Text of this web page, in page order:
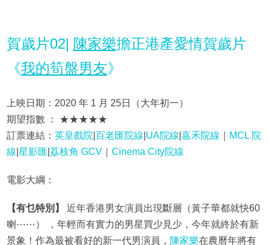
賀歲片02| 陳家樂擔正港產愛情賀歲片
《我的筍盤男友》
上映日期：2020 年 1 月 25日（大年初一）
期望指數 ： ★★★★★
訂票連結： 英皇戲院 百老匯院線 UA院線 嘉禾院線
MCL 院
線 星影匯 荔枝角 GCV｜ Cinema City院線
電影大綱：
【有乜特別】
近年香港男女演員出現斷層（黃子華都就快60
喇⋯⋯） ，年輕而有實力的男星買少見少，今年就終於有新
景象！作為最被看好的新一代男演員， 陳家樂在農曆年將有